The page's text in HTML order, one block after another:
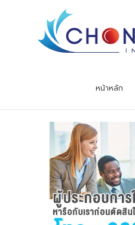
หน้าหลัก